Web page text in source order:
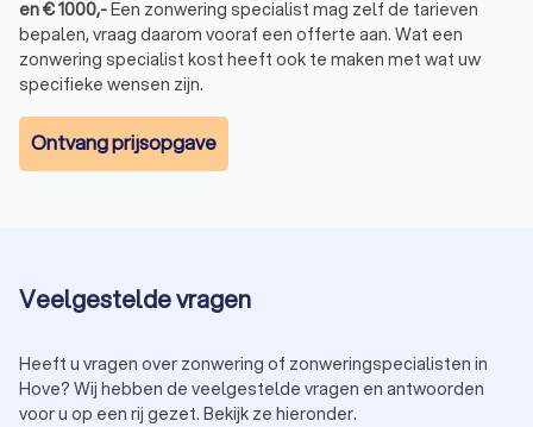
en€1000,-Een zonwering specialist mag zelf de tarieven
bepalen, vraag daarom vooraf een offerte aan. Wat een
zonwering specialist kost heeft ook te maken met wat uw
specifieke wensen zijn.
Ontvang prijsopgave
Veelgestelde vragen
Heeft u vragen over zonwering of zonweringspecialisten in
Hove? Wij hebben de veelgestelde vragen en antwoorden
voor u op een rij gezet. Bekijk ze hieronder.